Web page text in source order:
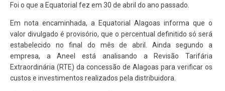
Foi o que a Equatorial fez em 30 de abril do ano passado.
Em nota encaminhada, a Equatorial Alagoas informa que o
valor divulgado é provisório, que o percentual definitido só será
estabelecido no final do mês de abril. Ainda segundo a
empresa, a Aneel está analisando a Revisão Tarifária
Extraordinária (RTE) da concessão de Alagoas para verificar os
custos e investimentos realizados pela distribuidora.